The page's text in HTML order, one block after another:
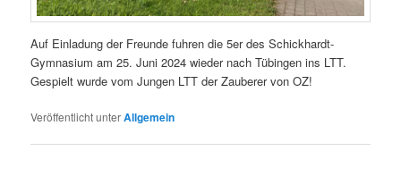
Auf Einladung der Freunde fuhren die 5er des Schickhardt-
Gymnasium am 25. Juni 2024 wieder nach Tübingen ins LTT.
Gespielt wurde vom Jungen LTT der Zauberer von OZ!
Veröffentlicht unterAllgemein